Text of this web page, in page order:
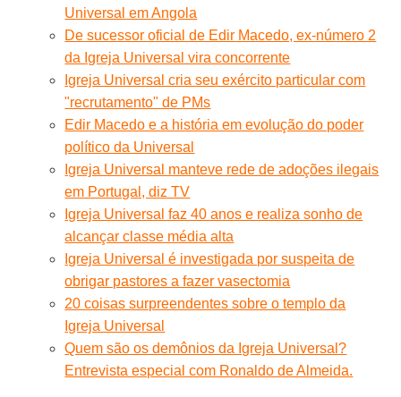
Universal em Angola
De sucessor oficial de Edir Macedo, ex-número 2
da Igreja Universal vira concorrente
Igreja Universal cria seu exército particular com
"recrutamento" de PMs
Edir Macedo e a história em evolução do poder
político da Universal
Igreja Universal manteve rede de adoções ilegais
em Portugal, diz TV
Igreja Universal faz 40 anos e realiza sonho de
alcançar classe média alta
Igreja Universal é investigada por suspeita de
obrigar pastores a fazer vasectomia
20 coisas surpreendentes sobre o templo da
Igreja Universal
Quem são os demônios da Igreja Universal?
Entrevista especial com Ronaldo de Almeida.